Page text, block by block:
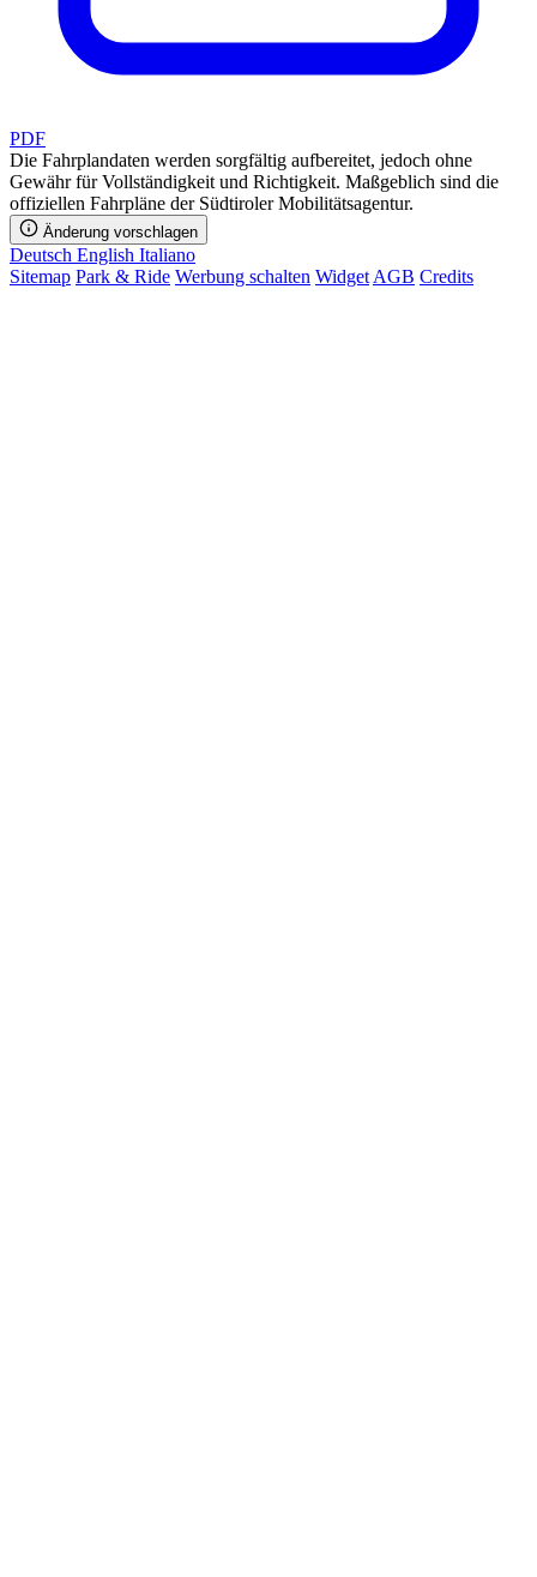
PDF
Die Fahrplandaten werden sorgfältig aufbereitet, jedoch ohne
Gewähr für Vollständigkeit und Richtigkeit. Maßgeblich sind die
offiziellen Fahrpläne der Südtiroler Mobilitätsagentur.
Änderung vorschlagen
Deutsch English Italiano
Sitemap Park & Ride Werbung schalten Widget AGB Credits